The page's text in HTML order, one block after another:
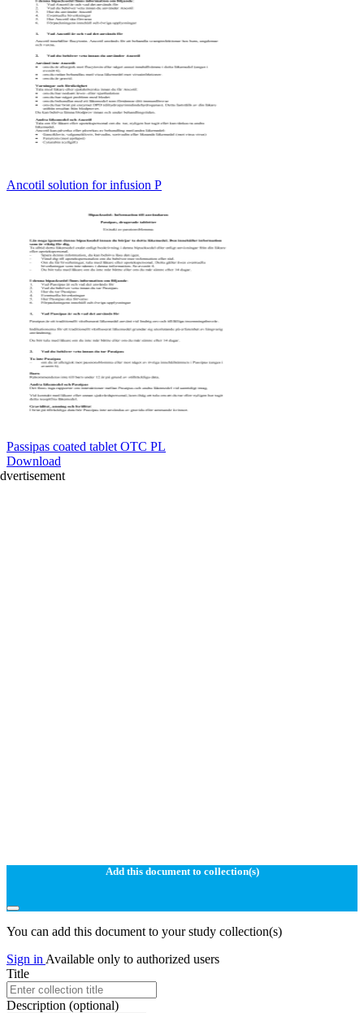
Ancotil solution for infusion P
Passipas coated tablet OTC PL
Download
Add this document to collection(s)
You can add this document to your study collection(s)
Sign in Available only to authorized users
Title
Description (optional)